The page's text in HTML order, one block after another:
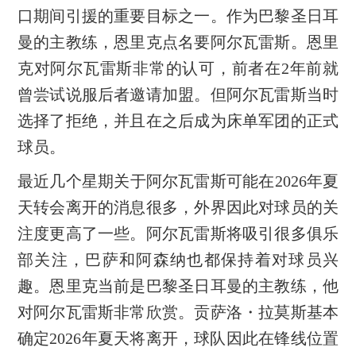
口期间引援的重要目标之一。作为巴黎圣日耳
曼的主教练，恩里克点名要阿尔瓦雷斯。恩里
克对阿尔瓦雷斯非常的认可，前者在2年前就
曾尝试说服后者邀请加盟。但阿尔瓦雷斯当时
选择了拒绝，并且在之后成为床单军团的正式
球员。
最近几个星期关于阿尔瓦雷斯可能在2026年夏
天转会离开的消息很多，外界因此对球员的关
注度更高了一些。阿尔瓦雷斯将吸引很多俱乐
部关注，巴萨和阿森纳也都保持着对球员兴
趣。恩里克当前是巴黎圣日耳曼的主教练，他
对阿尔瓦雷斯非常欣赏。贡萨洛・拉莫斯基本
确定2026年夏天将离开，球队因此在锋线位置